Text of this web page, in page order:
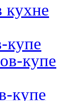
кухне
купе
купе
купе